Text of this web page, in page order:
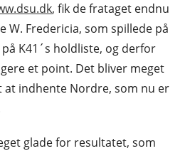
, fik de frataget endnu
W. Fredericia, som spillede på
K41´s holdliste, og derfor
et point. Det bliver meget
indhente Nordre, som nu er
glade for resultatet, som